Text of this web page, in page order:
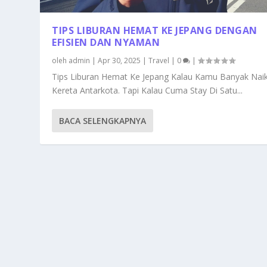
TIPS LIBURAN HEMAT KE JEPANG DENGAN
EFISIEN DAN NYAMAN
oleh admin |Apr 30, 2025 |Travel | 0 |
Tips Liburan Hemat Ke Jepang Kalau Kamu Banyak
Kereta Antarkota. Tapi Kalau Cuma Stay Di Satu...
BACA SELENGKAPNYA